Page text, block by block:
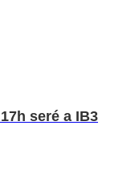
seré a IB3